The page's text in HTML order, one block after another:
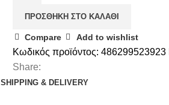
ΠΡΟΣΘΉΚΗ ΣΤΟ ΚΑΛΆΘΙ
Compare Add to wishlist
Κωδικός προϊόντος: 486299523923
Share:
SHIPPING & DELIVERY